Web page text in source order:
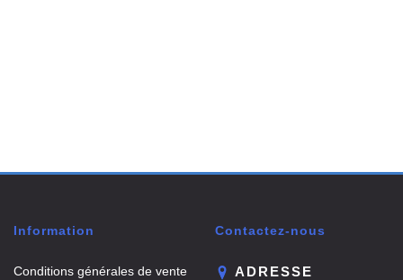
Information
Conditions générales de vente
Contactez-nous
ADRESSE